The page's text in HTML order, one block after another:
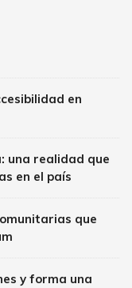
en
una realidad que
en el país
que
y forma una